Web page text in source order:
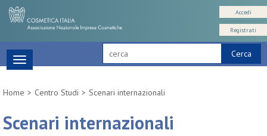
Cerca
Accedi
Registrati
Toggle
navigation
Home
Centro Studi Scenari internazionali
Scenari internazionali